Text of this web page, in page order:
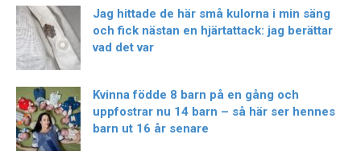
Jag hittade de här små kulorna i min säng
och fick nästan en hjärtattack: jag berättar
vad det var
Kvinna födde 8 barn på en gång och
uppfostrar nu 14 barn – så här ser hennes
barn ut 16 år senare